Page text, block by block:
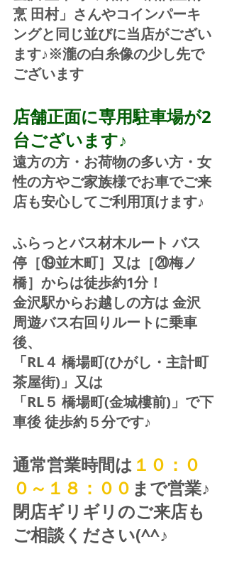
烹 田村」さんやコインパーキ
ングと同じ並びに当店がござい
ます♪※瀧の白糸像の少し先で
ございます
店舗正面に専用駐車場が2
台ございます♪
遠方の方・お荷物の多い方・女
性の方やご家族様でお車でご来
店も安心してご利用頂けます♪
ふらっとバス材木ルート バス
停［⑲並木町］又は［⑳梅ノ
橋］からは徒歩約1分！
金沢駅からお越しの方は 金沢
周遊バス右回りルートに乗車
後、
「RL４ 橋場町(ひがし・主計町
茶屋街)」又は
「RL５ 橋場町(金城樓前)」で下
車後 徒歩約５分です♪
通常営業時間は １０：０
０～１８：００ まで営業♪
閉店ギリギリのご来店も
ご相談ください(^^♪